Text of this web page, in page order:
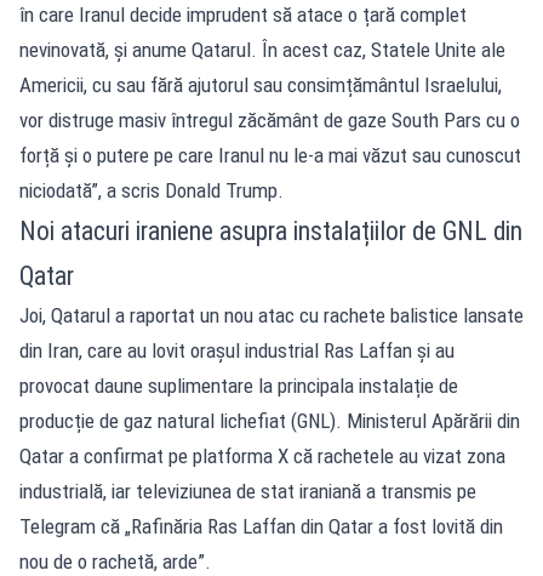
în care Iranul decide imprudent să atace o țară complet
nevinovată, și anume Qatarul. În acest caz, Statele Unite ale
Americii, cu sau fără ajutorul sau consimțământul Israelului,
vor distruge masiv întregul zăcământ de gaze South Pars cu o
forță și o putere pe care Iranul nu le-a mai văzut sau cunoscut
niciodată”, a scris Donald Trump.
Noi atacuri iraniene asupra instalațiilor de GNL din
Qatar
Joi, Qatarul a raportat un nou atac cu rachete balistice lansate
din Iran, care au lovit orașul industrial Ras Laffan și au
provocat daune suplimentare la principala instalație de
producție de gaz natural lichefiat (GNL). Ministerul Apărării din
Qatar a confirmat pe platforma X că rachetele au vizat zona
industrială, iar televiziunea de stat iraniană a transmis pe
Telegram că „Rafinăria Ras Laffan din Qatar a fost lovită din
nou de o rachetă, arde”.